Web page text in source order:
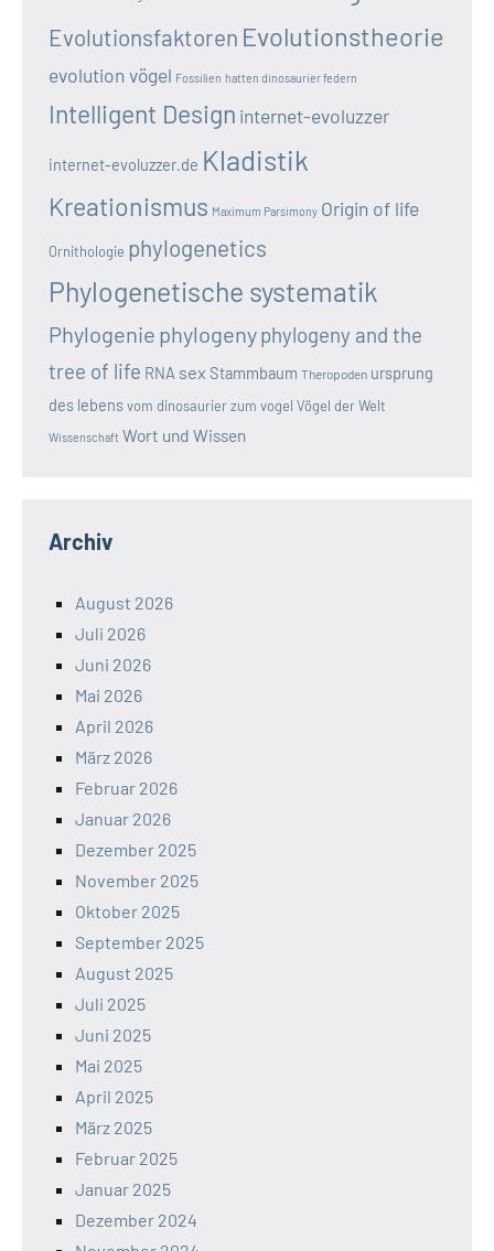
Evolutionsfaktoren Evolutionstheorie
evolution vögel Fossilien hatten dinosaurier federn
Intelligent Design internet-evoluzzer
internet-evoluzzer.de Kladistik
Kreationismus Maximum Parsimony Origin of life
Ornithologie phylogenetics
Phylogenetische systematik
Phylogenie phylogenyphylogeny and the
tree of life RNA sex Stammbaum Theropoden ursprung
des lebensvom dinosaurier zum vogel Vögel der Welt
Wissenschaft Wort und Wissen
Archiv
August 2026
Juli 2026
Juni 2026
Mai 2026
April 2026
März 2026
Februar 2026
Januar 2026
Dezember 2025
November 2025
Oktober 2025
September 2025
August 2025
Juli 2025
Juni 2025
Mai 2025
April 2025
März 2025
Februar 2025
Januar 2025
Dezember 2024